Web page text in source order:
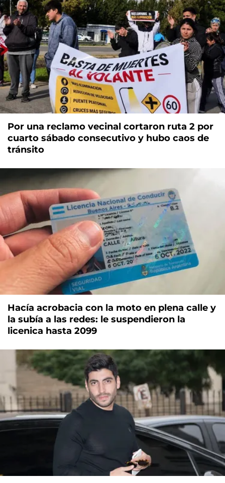
Por una reclamo vecinal cortaron ruta 2 por
cuarto sábado consecutivo y hubo caos de
tránsito
Hacía acrobacia con la moto en plena calle y
la subía a las redes: le suspendieron la
licenica hasta 2099